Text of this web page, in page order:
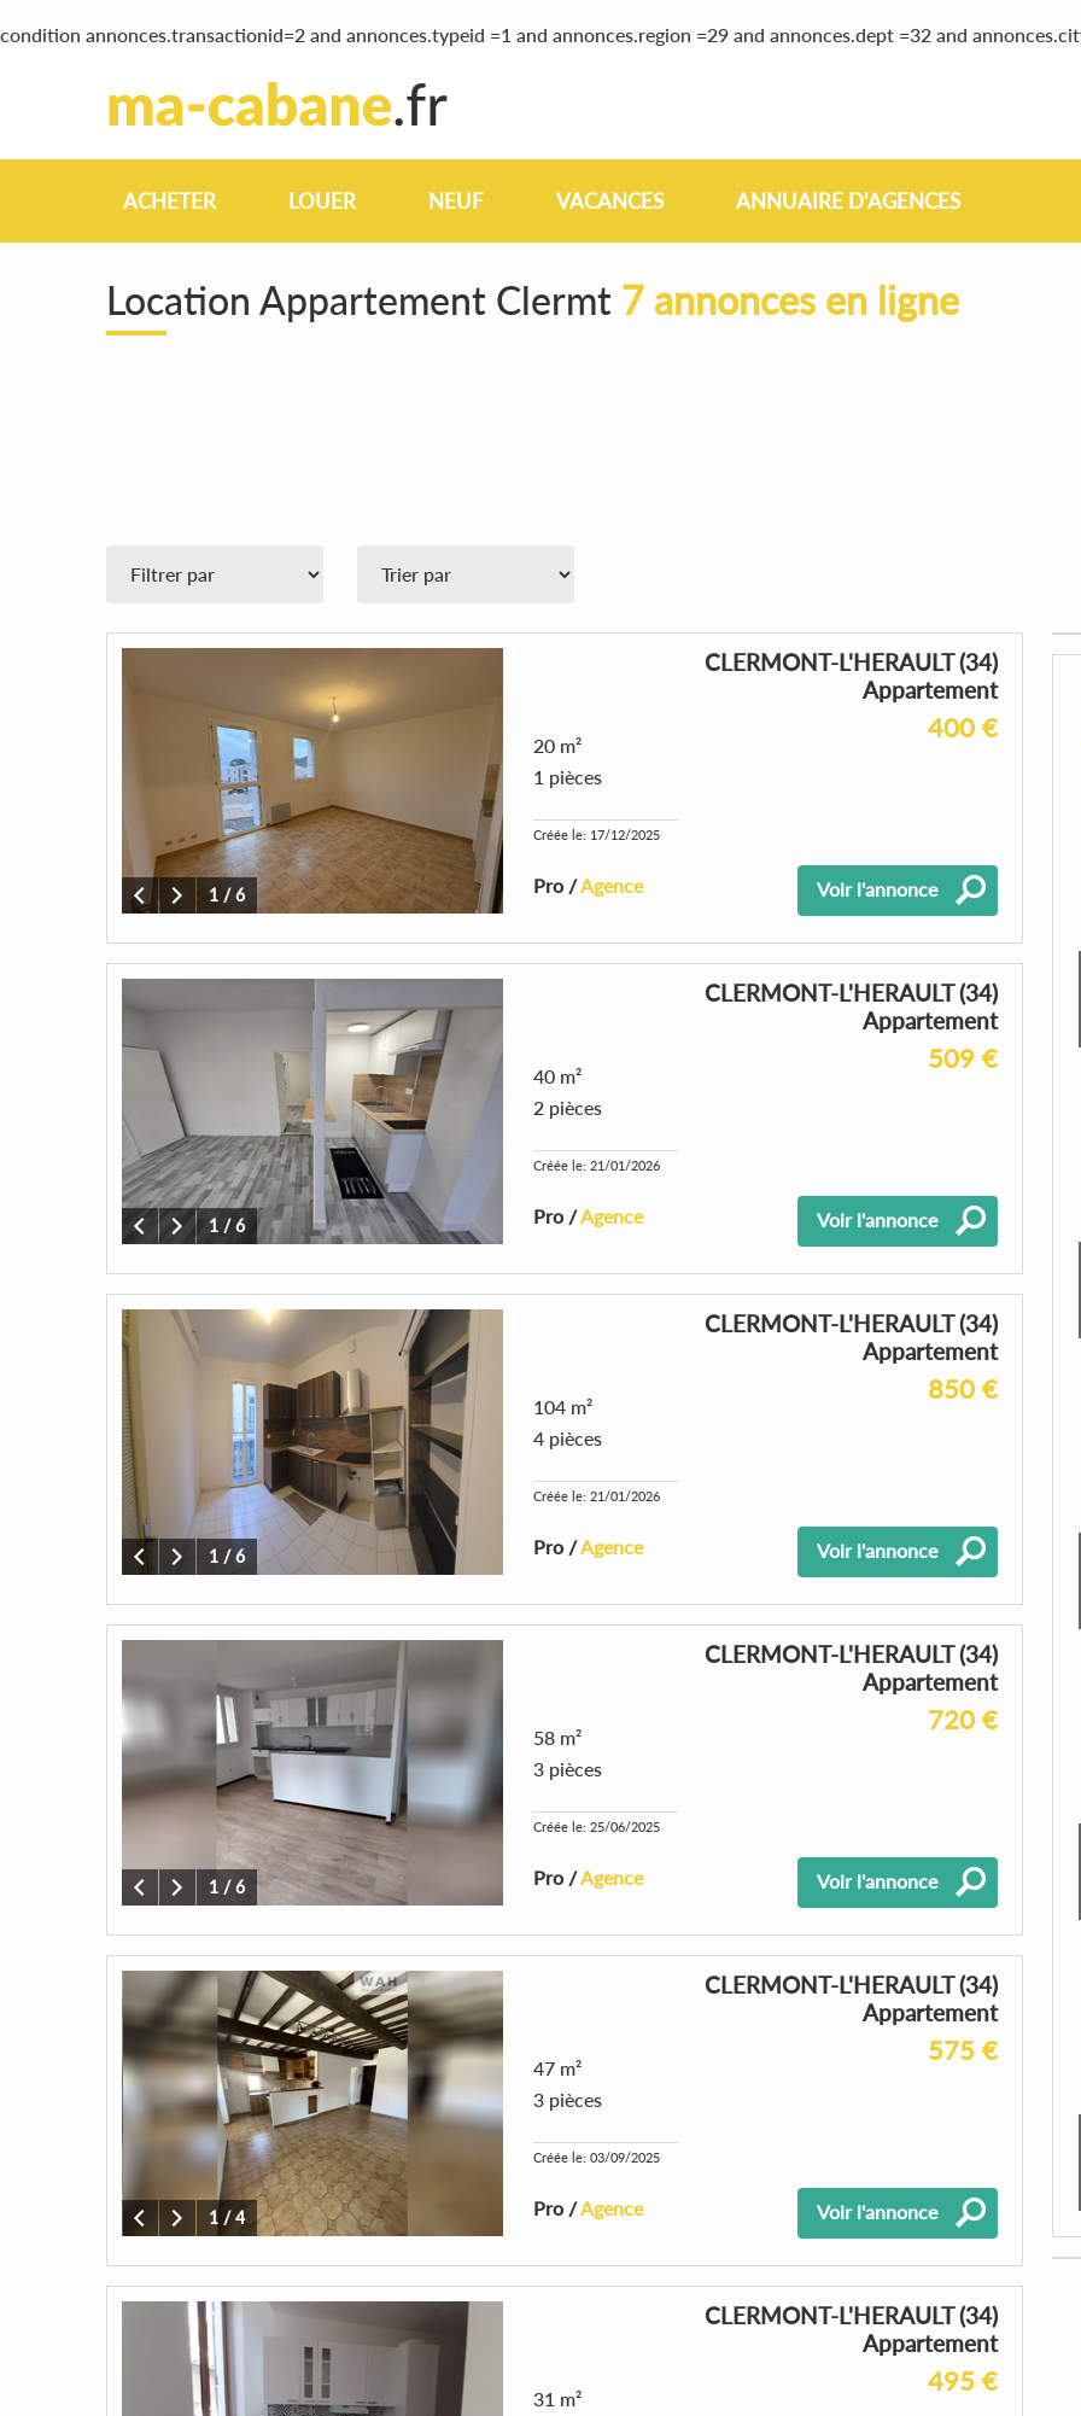
condition annonces.transactionid=2 and annonces.typeid =1 and annonces.region =29 and annonces.dept =32 and
ACHETER LOUER NEUF VACANCES ANNUAIRE D'AGENCES
Location Appartement Clermt 7 annonces en ligne
1 /6
CLERMONT-L'HERAULT (34)
Appartement
400 €
20 m²
1 pièces
Créée le: 17/12/2025
Pro /Agence Voir l'annonce
1 /6
CLERMONT-L'HERAULT (34)
Appartement
509 €
40 m²
2 pièces
Créée le: 21/01/2026
Pro /Agence Voir l'annonce
1 /6
CLERMONT-L'HERAULT (34)
Appartement
850 €
104 m²
4 pièces
Créée le: 21/01/2026
Pro /Agence Voir l'annonce
1 /6
CLERMONT-L'HERAULT (34)
Appartement
720 €
58 m²
3 pièces
Créée le: 25/06/2025
Pro /Agence Voir l'annonce
1 /4
CLERMONT-L'HERAULT (34)
Appartement
575 €
47 m²
3 pièces
Créée le: 03/09/2025
Pro /Agence Voir l'annonce
CLERMONT-L'HERAULT (34)
Appartement
495 €
31 m²